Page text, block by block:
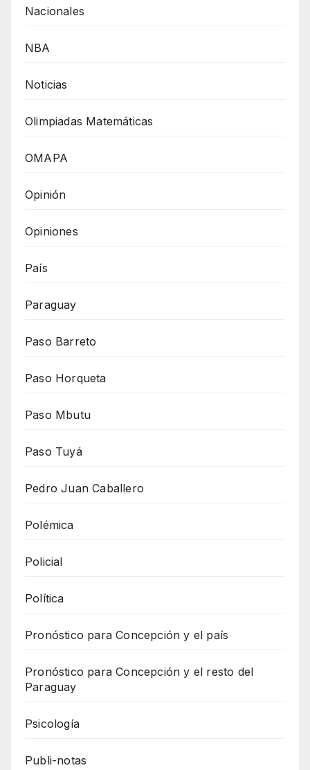
Nacionales
NBA
Noticias
Olimpiadas Matemáticas
OMAPA
Opinión
Opiniones
País
Paraguay
Paso Barreto
Paso Horqueta
Paso Mbutu
Paso Tuyá
Pedro Juan Caballero
Polémica
Policial
Política
Pronóstico para Concepción y el país
Pronóstico para Concepción y el resto del
Paraguay
Psicología
Publi-notas